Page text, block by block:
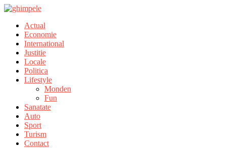
Actual
Economie
International
Justitie
Locale
Politica
Lifestyle
Monden
Fun
Sanatate
Auto
Sport
Turism
Contact